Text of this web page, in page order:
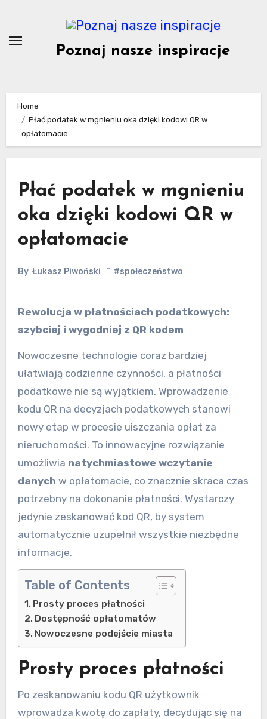
content
Poznaj nasze inspiracje
Home
Płać podatek w mgnieniu oka dzięki kodowi QR w
opłatomacie
Płać podatek w mgnieniu
oka dzięki kodowi QR w
opłatomacie
By Łukasz Piwoński #społeczeństwo
Rewolucja w płatnościach podatkowych:
szybciej i wygodniej z QR kodem
Nowoczesne technologie coraz bardziej
ułatwiają codzienne czynności, a płatności
podatkowe nie są wyjątkiem. Wprowadzenie
kodu QR na decyzjach podatkowych stanowi
nowy etap w procesie uiszczania opłat za
nieruchomości. To innowacyjne rozwiązanie
umożliwia natychmiastowe wczytanie
danych w opłatomacie, co znacznie skraca czas
potrzebny na dokonanie płatności. Wystarczy
jedynie zeskanować kod QR, by system
automatycznie uzupełnił wszystkie niezbędne
informacje.
Table of Contents
Prosty proces płatności
Dostępność opłatomatów
Nowoczesne podejście miasta
Prosty proces płatności
Po zeskanowaniu kodu QR użytkownik
wprowadza kwotę do zapłaty, decydując się na